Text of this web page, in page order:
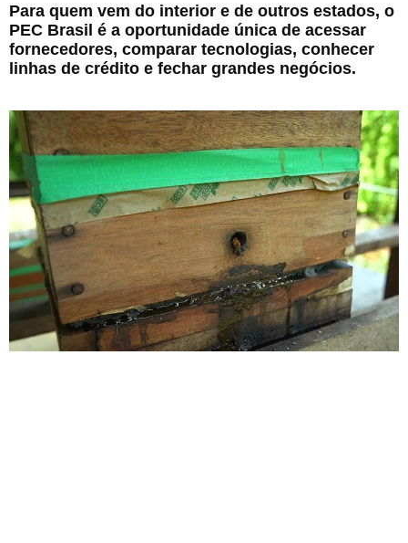
Para quem vem do interior e de outros estados, o
PEC Brasil é a oportunidade única de acessar
fornecedores, comparar tecnologias, conhecer
linhas de crédito e fechar grandes negócios.